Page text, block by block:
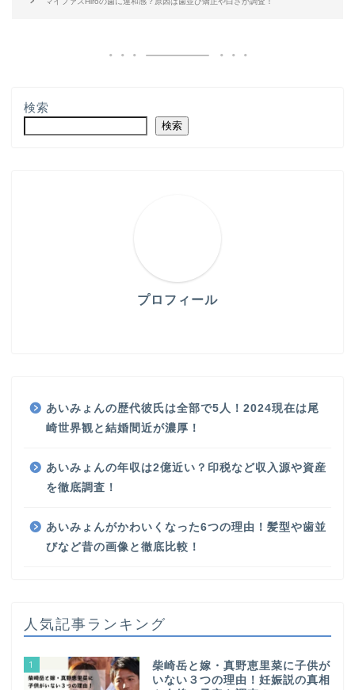
検索
検索
プロフィール
あいみょんの歴代彼氏は全部で5人！2024現在は尾
崎世界観と結婚間近が濃厚！
あいみょんの年収は2億近い？印税など収入源や資産
を徹底調査！
あいみょんがかわいくなった6つの理由！髪型や歯並
びなど昔の画像と徹底比較！
人気記事ランキング
1
柴崎岳と嫁・真野恵里菜に子供が
いない３つの理由！妊娠説の真相